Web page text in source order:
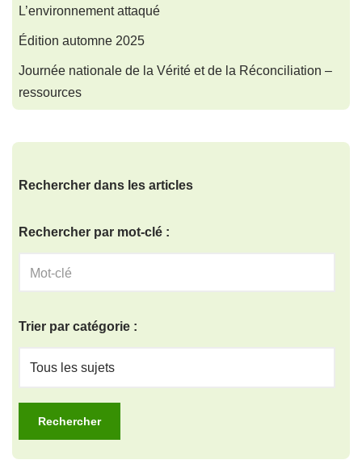
L’environnement attaqué
Édition automne 2025
Journée nationale de la Vérité et de la Réconciliation –
ressources
Rechercher dans les articles
Rechercher par mot-clé :
Trier par catégorie :